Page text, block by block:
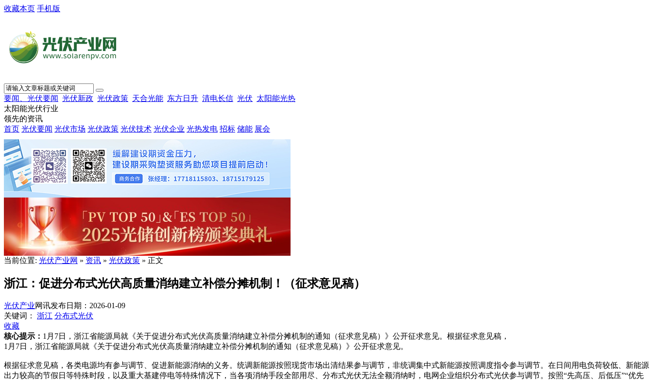
收藏本页 手机版
要闻、光伏要闻 光伏新政 光伏政策 天合光能 东方日升 清电长信 光伏 太阳能光热
太阳能光伏行业
领先的资讯
首页 光伏要闻 光伏市场 光伏政策 光伏技术 光伏企业 光热发电 招标 储能 展会
当前位置: 光伏产业网 » 资讯 » 光伏政策 » 正文
浙江：促进分布式光伏高质量消纳建立补偿分摊机制！（征求意见稿）
光伏产业网讯发布日期：2026-01-09
关键词： 浙江 分布式光伏
收藏
核心提示： 1月7日，浙江省能源局就《关于促进分布式光伏高质量消纳建立补偿分摊机制的通知（征求意见稿）》公开征求意见。根据征求意见稿，
1月7日，浙江省能源局就《关于促进分布式光伏高质量消纳建立补偿分摊机制的通知（征求意见稿）》公开征求意见。
根据征求意见稿，各类电源均有参与调节、促进新能源消纳的义务。统调新能源按照现货市场出清结果参与调节，非统调集中式新能源按照调度指令参与调节。在日间用电负荷较低、新能源
出力较高的节假日等特殊时段，以及重大基建停电等特殊情况下，当各项消纳手段全部用尽、分布式光伏无法全额消纳时，电网企业组织分布式光伏参与调节。按照“先高压、后低压”“优先